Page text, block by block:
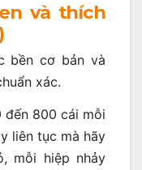
và thích
bền cơ bản và
xác.
đến 800 cái mỗi
liên tục mà hãy
mỗi hiệp nhảy